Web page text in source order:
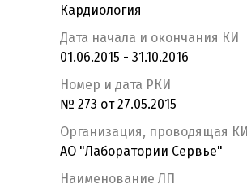
Кардиология
Дата начала и окончания КИ
01.06.2015 - 31.10.2016
Номер и дата РКИ
№ 273 от 27.05.2015
Организация, проводящая КИ
АО "Лаборатории Сервье"
Наименование ЛП